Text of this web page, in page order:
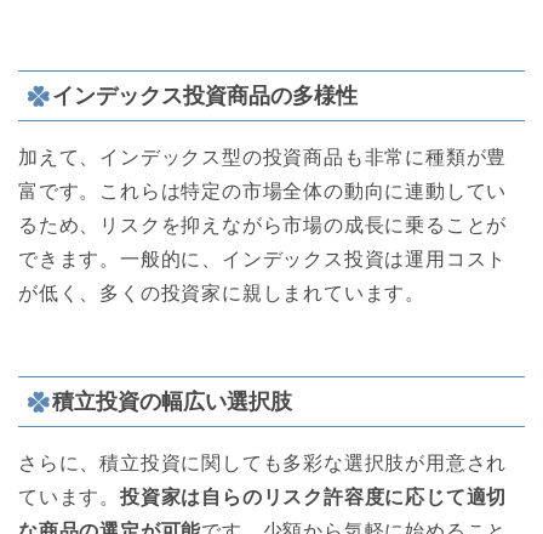
インデックス投資商品の多様性
加えて、インデックス型の投資商品も非常に種類が豊
富です。これらは特定の市場全体の動向に連動してい
るため、リスクを抑えながら市場の成長に乗ることが
できます。一般的に、インデックス投資は運用コスト
が低く、多くの投資家に親しまれています。
積立投資の幅広い選択肢
さらに、積立投資に関しても多彩な選択肢が用意され
ています。 投資家は自らのリスク許容度に応じて適切